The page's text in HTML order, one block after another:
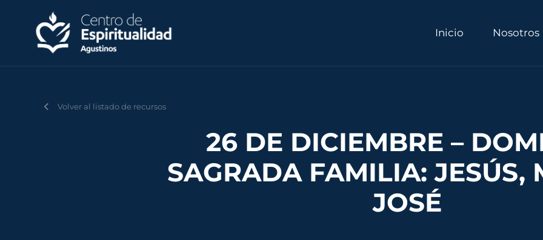
Inicio Nosotros
Volver al listado de recursos
26 DE DICIEMBRE –
SAGRADA FAMILIA: JESÚS,
JOSÉ